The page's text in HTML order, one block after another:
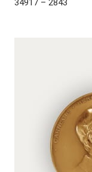
34917 – 2843